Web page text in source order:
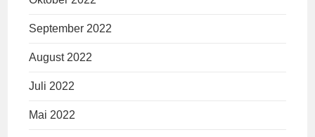
September 2022
August 2022
Juli 2022
Mai 2022